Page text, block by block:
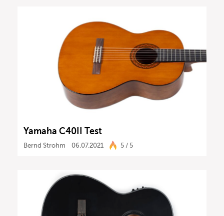
Yamaha C40II Test
Bernd Strohm 06.07.2021 5 / 5